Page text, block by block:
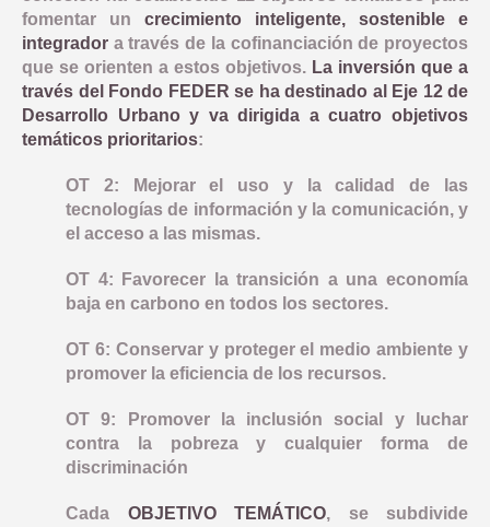
LINEA 5: REGENERACION DE AREAS DEGRADADAS, ZONAS
OBJETIVO TEMATICO 99
LINEA 7: GESTION EDUSI
LINEA 8: COMUNICACION EDUSI
CONTACTO
COMISIÓN AUTOEVALUACIÓN DEL RIESGO
CANAL DE DENUNCIAS
fomentar un crecimiento inteligente, sostenible e
integrador a través de la cofinanciación de proyectos
que se orienten a estos objetivos. La inversión que a
través del Fondo FEDER se ha destinado al Eje 12 de
Desarrollo Urbano y va dirigida a cuatro objetivos
temáticos prioritarios:
OT 2: Mejorar el uso y la calidad de las
tecnologías de información y la comunicación, y
el acceso a las mismas.
OT 4: Favorecer la transición a una economía
baja en carbono en todos los sectores.
OT 6: Conservar y proteger el medio ambiente y
promover la eficiencia de los recursos.
OT 9: Promover la inclusión social y luchar
contra la pobreza y cualquier forma de
discriminación
Cada OBJETIVO TEMÁTICO, se subdivide
Aviso Legal Accesibilidad Mapa web Privacidad Cookies Contacto